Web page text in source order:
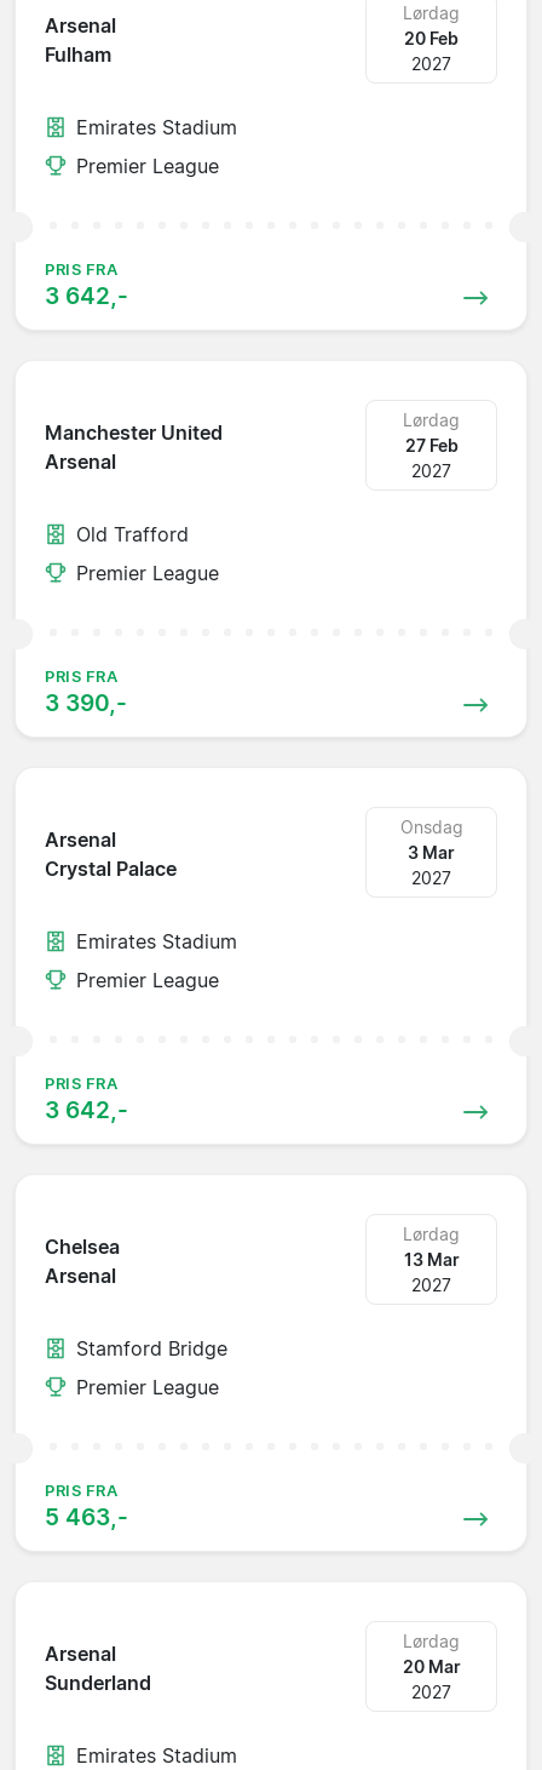
Arsenal
Fulham
Lørdag
20 Feb
2027
Emirates Stadium
Premier League
PRIS FRA
3 642,-
Manchester United
Arsenal
Lørdag
27 Feb
2027
Old Trafford
Premier League
PRIS FRA
3 390,-
Arsenal
Crystal Palace
Onsdag
3 Mar
2027
Emirates Stadium
Premier League
PRIS FRA
3 642,-
Chelsea
Arsenal
Lørdag
13 Mar
2027
Stamford Bridge
Premier League
PRIS FRA
5 463,-
Arsenal
Sunderland
Lørdag
20 Mar
2027
Emirates Stadium